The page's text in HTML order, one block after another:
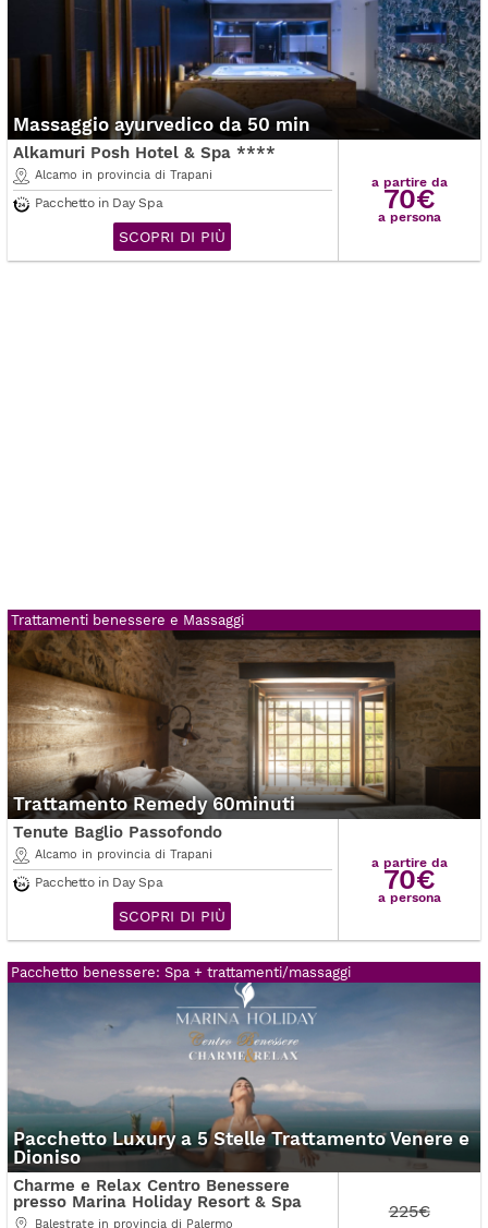
Massaggio ayurvedico da 50 min
Alkamuri Posh Hotel & Spa ****
Alcamo in provincia di Trapani
Pacchetto in Day Spa
SCOPRI DI PIÙ
a partire da
70€
a persona
Trattamenti benessere e Massaggi
Trattamento Remedy 60minuti
Tenute Baglio Passofondo
Alcamo in provincia di Trapani
Pacchetto in Day Spa
SCOPRI DI PIÙ
a partire da
70€
a persona
Pacchetto benessere: Spa + trattamenti/massaggi
Pacchetto Luxury a 5 Stelle Trattamento Venere e
Dioniso
Charme e Relax Centro Benessere
presso Marina Holiday Resort & Spa
Balestrate in provincia di Palermo
225€